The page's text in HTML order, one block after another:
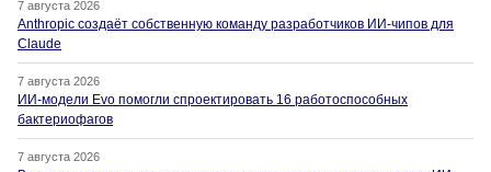
7 августа 2026
Anthropic создаёт собственную команду разработчиков ИИ-чипов для
Claude
7 августа 2026
ИИ-модели Evo помогли спроектировать 16 работоспособных
бактериофагов
7 августа 2026